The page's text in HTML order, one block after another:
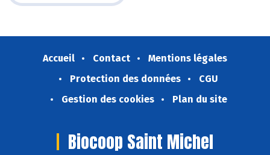
Accueil Contact
Mentions légales
Protection des données
CGU
Gestion des cookies
Plan du site
Biocoop Saint Michel